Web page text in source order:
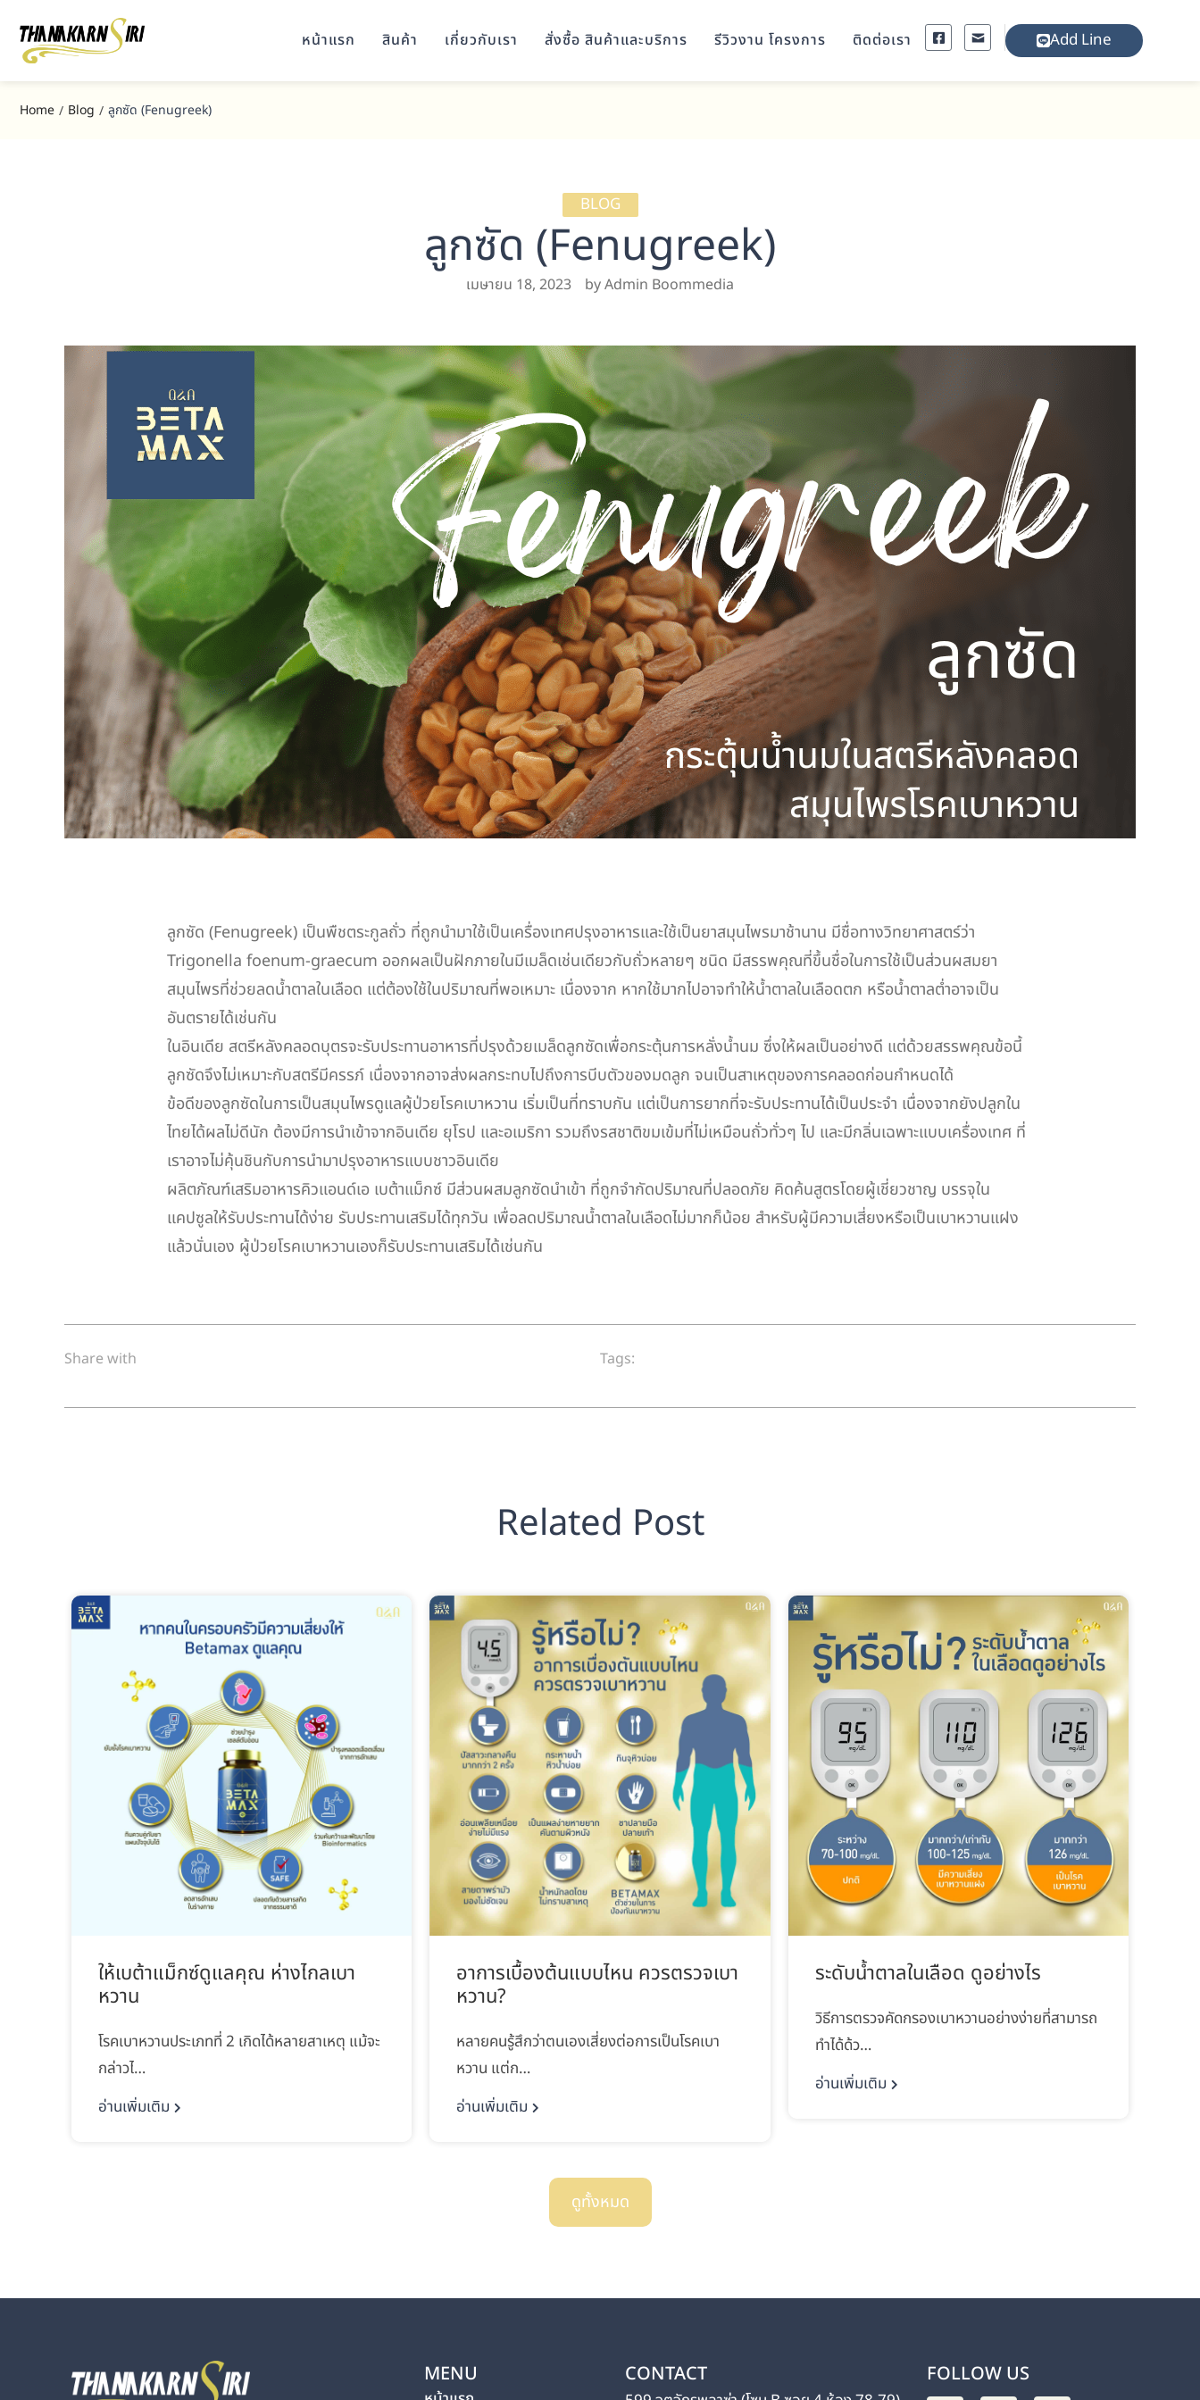
หน้าแรก สินค้า เกี่ยวกับเรา สั่งซื้อ สินค้าและบริการ รีวิวงาน โครงการ ติดต่อเรา Add Line
Home / Blog / ลูกซัด (Fenugreek)
BLOG
ลูกซัด (Fenugreek)
เมษายน 18, 2023 by Admin Boommedia
ลูกซัด (Fenugreek) เป็นพืชตระกูลถั่ว ที่ถูกนำมาใช้เป็นเครื่องเทศปรุงอาหารและใช้เป็นยาสมุนไพรมาช้านาน มีชื่อทางวิทยาศาสตร์ว่า
Trigonella foenum-graecum ออกผลเป็นฝักภายในมีเมล็ดเช่นเดียวกับถั่วหลายๆ ชนิด มีสรรพคุณที่ขึ้นชื่อในการใช้เป็นส่วนผสมยา
สมุนไพรที่ช่วยลดน้ำตาลในเลือด แต่ต้องใช้ในปริมาณที่พอเหมาะ เนื่องจาก หากใช้มากไปอาจทำให้น้ำตาลในเลือดตก หรือน้ำตาลต่ำอาจเป็น
อันตรายได้เช่นกัน
ในอินเดีย สตรีหลังคลอดบุตรจะรับประทานอาหารที่ปรุงด้วยเมล็ดลูกซัดเพื่อกระตุ้นการหลั่งน้ำนม ซึ่งให้ผลเป็นอย่างดี แต่ด้วยสรรพคุณข้อนี้
ลูกซัดจึงไม่เหมาะกับสตรีมีครรภ์ เนื่องจากอาจส่งผลกระทบไปถึงการบีบตัวของมดลูก จนเป็นสาเหตุของการคลอดก่อนกำหนดได้
ข้อดีของลูกซัดในการเป็นสมุนไพรดูแลผู้ป่วยโรคเบาหวาน เริ่มเป็นที่ทราบกัน แต่เป็นการยากที่จะรับประทานได้เป็นประจำ เนื่องจากยังปลูกใน
ไทยได้ผลไม่ดีนัก ต้องมีการนำเข้าจากอินเดีย ยุโรป และอเมริกา รวมถึงรสชาติขมเข้มที่ไม่เหมือนถั่วทั่วๆ ไป และมีกลิ่นเฉพาะแบบเครื่องเทศ ที่
เราอาจไม่คุ้นชินกับการนำมาปรุงอาหารแบบชาวอินเดีย
ผลิตภัณฑ์เสริมอาหารคิวแอนด์เอ เบต้าแม็กซ์ มีส่วนผสมลูกซัดนำเข้า ที่ถูกจำกัดปริมาณที่ปลอดภัย คิดค้นสูตรโดยผู้เชี่ยวชาญ บรรจุใน
แคปซูลให้รับประทานได้ง่าย รับประทานเสริมได้ทุกวัน เพื่อลดปริมาณน้ำตาลในเลือดไม่มากก็น้อย สำหรับผู้มีความเสี่ยงหรือเป็นเบาหวานแฝง
แล้วนั่นเอง ผู้ป่วยโรคเบาหวานเองก็รับประทานเสริมได้เช่นกัน
Share with Tags:
Related Post
ให้เบต้าแม็กซ์ดูแลคุณ ห่างไกลเบา
หวาน
โรคเบาหวานประเภทที่ 2 เกิดได้หลายสาเหตุ แม้จะ
กล่าวไ…
อ่านเพิ่มเติม
อาการเบื้องต้นแบบไหน ควรตรวจเบา
หวาน?
หลายคนรู้สึกว่าตนเองเสี่ยงต่อการเป็นโรคเบา
หวาน แต่ก…
อ่านเพิ่มเติม
ระดับน้ำตาลในเลือด ดูอย่างไร
วิธีการตรวจคัดกรองเบาหวานอย่างง่ายที่สามารถ
ทำได้ด้ว…
อ่านเพิ่มเติม
ดูทั้งหมด
MENU CONTACT FOLLOW US